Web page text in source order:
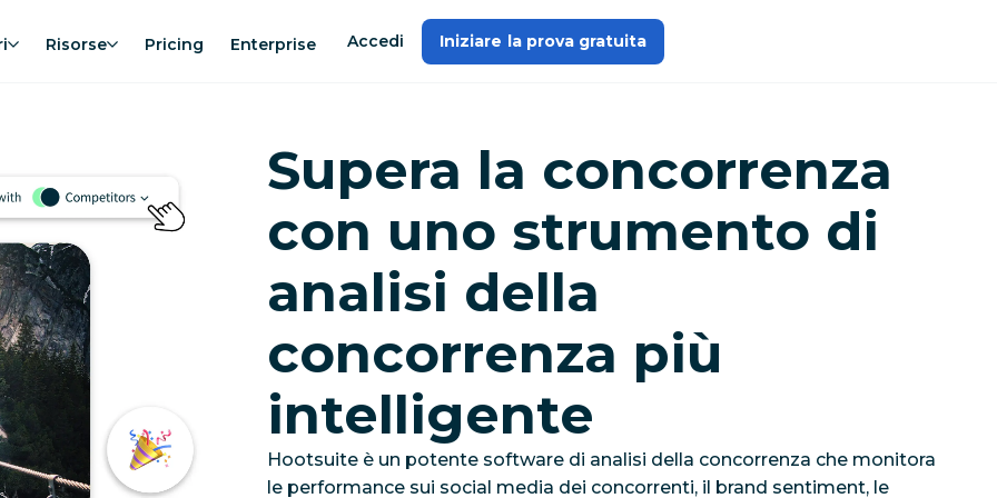
Risorse Pricing Enterprise Accedi Iniziare la prova gratuita
Supera la concorrenza
con uno strumento di
analisi della
concorrenza più
intelligente
Hootsuite è un potente software di analisi della concorrenza che monitora
le performance sui social media dei concorrenti, il brand sentiment, le